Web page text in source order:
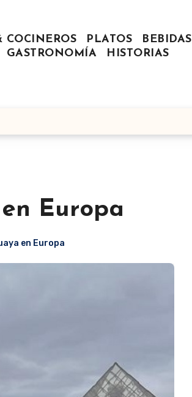
COCINEROS PLATOS
BEBIDAS
GASTRONOMÍA HISTORIAS
Europa
en Europa